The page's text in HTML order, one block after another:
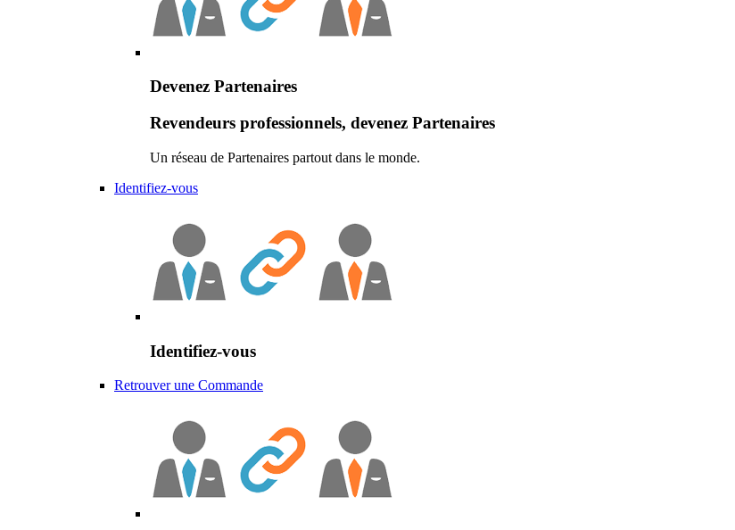
Devenez Partenaires
Revendeurs professionnels, devenez Partenaires
Un réseau de Partenaires partout dans le monde.
Identifiez-vous
Identifiez-vous
Retrouver une Commande